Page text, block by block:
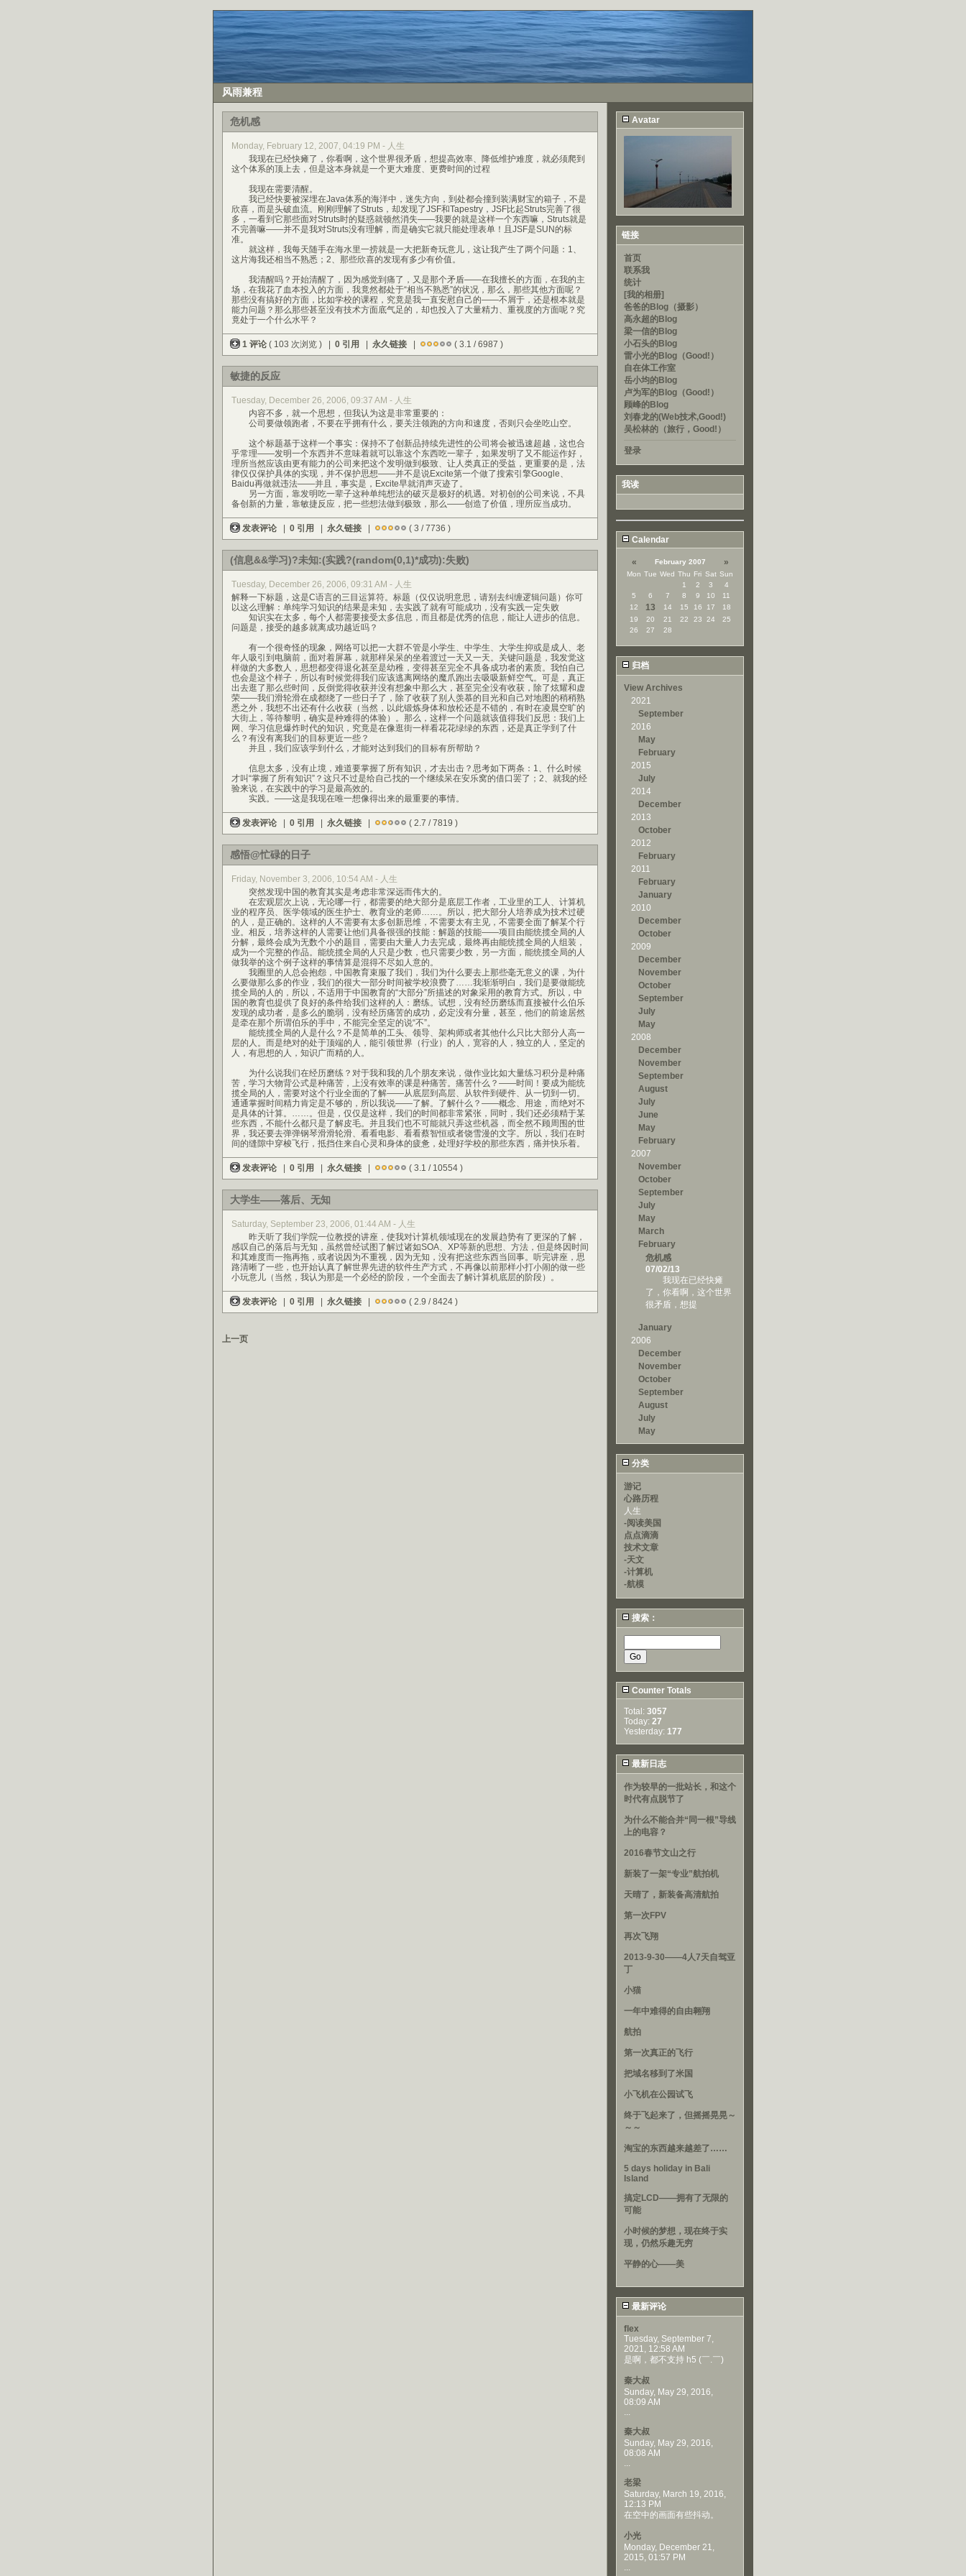
风雨兼程
危机感
Monday, February 12, 2007, 04:19 PM - 人生
我现在已经快瘫了，你看啊，这个世界很矛盾，想提高效率、降低维护难度，就必须爬到
这个体系的顶上去，但是这本身就是一个更大难度、更费时间的过程
我现在需要清醒。
我已经快要被深埋在Java体系的海洋中，迷失方向，到处都会撞到装满财宝的箱子，不是
欣喜，而是头破血流。刚刚理解了Struts，却发现了JSF和Tapestry，JSF比起Struts完善了很
多，一看到它那些面对Struts时的疑惑就顿然消失——我要的就是这样一个东西嘛，Struts就是
不完善嘛——并不是我对Struts没有理解，而是确实它就只能处理表单！且JSF是SUN的标
准。
就这样，我每天随手在海水里一捞就是一大把新奇玩意儿，这让我产生了两个问题：1、
这片海我还相当不熟悉；2、那些欣喜的发现有多少有价值。
我清醒吗？开始清醒了，因为感觉到痛了，又是那个矛盾——在我擅长的方面，在我的主
场，在我花了血本投入的方面，我竟然都处于“相当不熟悉”的状况，那么，那些其他方面呢？
那些没有搞好的方面，比如学校的课程，究竟是我一直安慰自己的——不屑于，还是根本就是
能力问题？那么那些甚至没有技术方面底气足的，却也投入了大量精力、重视度的方面呢？究
竟处于一个什么水平？
1 评论 ( 103 次浏览 ) | 0 引用 永久链接 ( 3.1 / 6987 )
敏捷的反应
Tuesday, December 26, 2006, 09:37 AM - 人生
内容不多，就一个思想，但我认为这是非常重要的：
公司要做领跑者，不要在乎拥有什么，要关注领跑的方向和速度，否则只会坐吃山空。
这个标题基于这样一个事实：保持不了创新品持续先进性的公司将会被迅速超越，这也合
乎常理——发明一个东西并不意味着就可以靠这个东西吃一辈子，如果发明了又不能运作好，
理所当然应该由更有能力的公司来把这个发明做到极致、让人类真正的受益，更重要的是，法
律仅仅保护具体的实现，并不保护思想——并不是说Excite第一个做了搜索引擎Google、
Baidu再做就违法——并且，事实是，Excite早就消声灭迹了。
另一方面，靠发明吃一辈子这种单纯想法的破灭是极好的机遇。对初创的公司来说，不具
备创新的力量，靠敏捷反应，把一些想法做到极致，那么——创造了价值，理所应当成功。
发表评论 0 引用 永久链接 ( 3 / 7736 )
(信息&&学习)?未知:(实践?(random(0,1)*成功):失败)
Tuesday, December 26, 2006, 09:31 AM - 人生
解释一下标题，这是C语言的三目运算符。标题（仅仅说明意思，请别去纠缠逻辑问题）你可
以这么理解：单纯学习知识的结果是未知，去实践了就有可能成功，没有实践一定失败
知识实在太多，每个人都需要接受太多信息，而且都是优秀的信息，能让人进步的信息。
问题是，接受的越多就离成功越近吗？
有一个很奇怪的现象，网络可以把一大群不管是小学生、中学生、大学生抑或是成人、老
年人吸引到电脑前，面对着屏幕，就那样呆呆的坐着渡过一天又一天。关键问题是，我发觉这
样做的大多数人，思想都变得退化甚至是幼稚，变得甚至完全不具备成功者的素质。我怕自己
也会是这个样子，所以有时候觉得我们应该逃离网络的魔爪跑出去吸吸新鲜空气。可是，真正
出去逛了那么些时间，反倒觉得收获并没有想象中那么大，甚至完全没有收获，除了炫耀和虚
荣——我们滑轮滑在成都绕了一些日子了，除了收获了别人羡慕的目光和自己对地图的稍稍熟
悉之外，我想不出还有什么收获（当然，以此锻炼身体和放松还是不错的，有时在凌晨空旷的
大街上，等待黎明，确实是种难得的体验）。那么，这样一个问题就该值得我们反思：我们上
网、学习信息爆炸时代的知识，究竟是在像逛街一样看花花绿绿的东西，还是真正学到了什
么？有没有离我们的目标更近一些？
并且，我们应该学到什么，才能对达到我们的目标有所帮助？
信息太多，没有止境，难道要掌握了所有知识，才去出击？思考如下两条：1、什么时候
才叫“掌握了所有知识”？这只不过是给自己找的一个继续呆在安乐窝的借口罢了；2、就我的经
验来说，在实践中的学习是最高效的。
实践。——这是我现在唯一想像得出来的最重要的事情。
发表评论 0 引用 永久链接 ( 2.7 / 7819 )
感悟@忙碌的日子
Friday, November 3, 2006, 10:54 AM - 人生
突然发现中国的教育其实是考虑非常深远而伟大的。
在宏观层次上说，无论哪一行，都需要的绝大部分是底层工作者，工业里的工人、计算机
业的程序员、医学领域的医生护士、教育业的老师……。所以，把大部分人培养成为技术过硬
的人，是正确的。这样的人不需要有太多创新思维，不需要太有主见，不需要全面了解某个行
业。相反，培养这样的人需要让他们具备很强的技能：解题的技能——项目由能统揽全局的人
分解，最终会成为无数个小的题目，需要由大量人力去完成，最终再由能统揽全局的人组装，
成为一个完整的作品。能统揽全局的人只是少数，也只需要少数，另一方面，能统揽全局的人
做我举的这个例子这样的事情算是混得不尽如人意的。
我圈里的人总会抱怨，中国教育束服了我们，我们为什么要去上那些毫无意义的课，为什
么要做那么多的作业，我们的很大一部分时间被学校浪费了……我渐渐明白，我们是要做能统
揽全局的人的，所以，不适用于中国教育的“大部分”所描述的对象采用的教育方式。所以，中
国的教育也提供了良好的条件给我们这样的人：磨练。试想，没有经历磨练而直接被什么伯乐
发现的成功者，是多么的脆弱，没有经历痛苦的成功，必定没有分量，甚至，他们的前途居然
是牵在那个所谓伯乐的手中，不能完全坚定的说“不”。
能统揽全局的人是什么？不是简单的工头、领导、架构师或者其他什么只比大部分人高一
层的人。而是绝对的处于顶端的人，能引领世界（行业）的人，宽容的人，独立的人，坚定的
人，有思想的人，知识广而精的人。
为什么说我们在经历磨练？对于我和我的几个朋友来说，做作业比如大量练习积分是种痛
苦，学习大物背公式是种痛苦，上没有效率的课是种痛苦。痛苦什么？——时间！要成为能统
揽全局的人，需要对这个行业全面的了解——从底层到高层、从软件到硬件、从一切到一切。
通通掌握时间精力肯定是不够的，所以我说——了解。了解什么？——概念、用途，而绝对不
是具体的计算。……。但是，仅仅是这样，我们的时间都非常紧张，同时，我们还必须精于某
些东西，不能什么都只是了解皮毛。并且我们也不可能就只弄这些机器，而全然不顾周围的世
界，我还要去弹弹钢琴滑滑轮滑、看看电影、看看蔡智恒或者饶雪漫的文字。所以，我们在时
间的缝隙中穿梭飞行，抵挡住来自心灵和身体的疲惫，处理好学校的那些东西，痛并快乐着。
发表评论 0 引用 永久链接 ( 3.1 / 10554 )
大学生——落后、无知
Saturday, September 23, 2006, 01:44 AM - 人生
昨天听了我们学院一位教授的讲座，使我对计算机领域现在的发展趋势有了更深的了解，
感叹自己的落后与无知，虽然曾经试图了解过诸如SOA、XP等新的思想、方法，但是终因时间
和其难度而一拖再拖，或者说因为不重视，因为无知，没有把这些东西当回事。听完讲座，思
路清晰了一些，也开始认真了解世界先进的软件生产方式，不再像以前那样小打小闹的做一些
小玩意儿（当然，我认为那是一个必经的阶段，一个全面去了解计算机底层的阶段）。
发表评论 0 引用 永久链接 ( 2.9 / 8424 )
上一页
Avatar
链接
首页
联系我
统计
[我的相册]
爸爸的Blog（摄影）
高永超的Blog
梁一信的Blog
小石头的Blog
雷小光的Blog（Good!）
自在体工作室
岳小均的Blog
卢为军的Blog（Good!）
顾峰的Blog
刘春龙的(Web技术,Good!)
吴松林的（旅行，Good!）
登录
我读
Calendar
« February 2007 »
Mon Tue Wed Thu Fri Sat Sun
1
2 3
4
5
6 7 8 9 10
11
12
13 14 15 16 17
18
19
20 21 22 23 24
25
26
27 28
归档
View Archives
2021
September
2016
May
February
2015
July
2014
December
2013
October
2012
February
2011
February
January
2010
December
October
2009
December
November
October
September
July
May
2008
December
November
September
August
July
June
May
February
2007
November
October
September
July
May
March
February
危机感
07/02/13
我现在已经快瘫
了，你看啊，这个世界
很矛盾，想提
January
2006
December
November
October
September
August
July
May
分类
游记
心路历程
人生
-阅读美国
点点滴滴
技术文章
-天文
-计算机
-航模
搜索：
Counter Totals
Total: 3057
Today: 27
Yesterday: 177
最新日志
作为较早的一批站长，和这个
时代有点脱节了
为什么不能合并“同一根”导线
上的电容？
2016春节文山之行
新装了一架“专业”航拍机
天晴了，新装备高清航拍
第一次FPV
再次飞翔
2013-9-30——4人7天自驾亚
丁
小猫
一年中难得的自由翱翔
航拍
第一次真正的飞行
把域名移到了米国
小飞机在公园试飞
终于飞起来了，但摇摇晃晃～
～～
淘宝的东西越来越差了……
5 days holiday in Bali
Island
搞定LCD——拥有了无限的
可能
小时候的梦想，现在终于实
现，仍然乐趣无穷
平静的心——美
最新评论
flex
Tuesday, September 7,
2021, 12:58 AM
是啊，都不支持 h5 (￣.￣)
秦大叔
Sunday, May 29, 2016,
08:09 AM
...
秦大叔
Sunday, May 29, 2016,
08:08 AM
...
老梁
Saturday, March 19, 2016,
12:13 PM
在空中的画面有些抖动。
小光
Monday, December 21,
2015, 01:57 PM
...